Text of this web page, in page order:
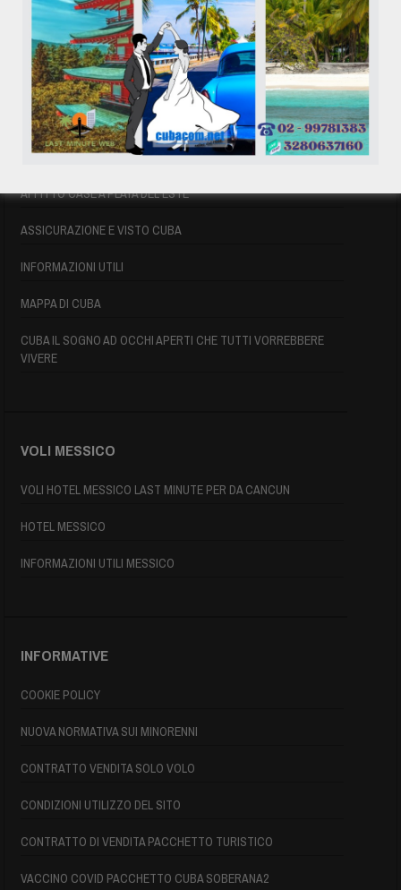
VOLI CUBA
VOLI CUBA
VOLI CUBA LAST MINUTE
VOLI DI LINEA CUBA
AFFITTO CASE A PLAYA DEL ESTE
ASSICURAZIONE E VISTO CUBA
INFORMAZIONI UTILI
MAPPA DI CUBA
CUBA IL SOGNO AD OCCHI APERTI CHE TUTTI VORREBBERE
VIVERE
VOLI MESSICO
VOLI HOTEL MESSICO LAST MINUTE PER DA CANCUN
HOTEL MESSICO
INFORMAZIONI UTILI MESSICO
INFORMATIVE
COOKIE POLICY
NUOVA NORMATIVA SUI MINORENNI
CONTRATTO VENDITA SOLO VOLO
CONDIZIONI UTILIZZO DEL SITO
CONTRATTO DI VENDITA PACCHETTO TURISTICO
VACCINO COVID PACCHETTO CUBA SOBERANA2